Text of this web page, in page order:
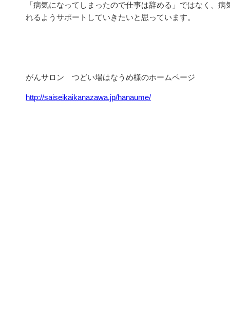
「病気になってしまったので仕事は辞める」ではなく、
れるようサポートしていきたいと思っています。
がんサロン つどい場はなうめ様のホームページ
http://saiseikaikanazawa.jp/hanaume/